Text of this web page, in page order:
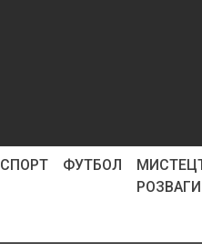
СПОРТ ФУТБОЛ
РОЗВАГИ